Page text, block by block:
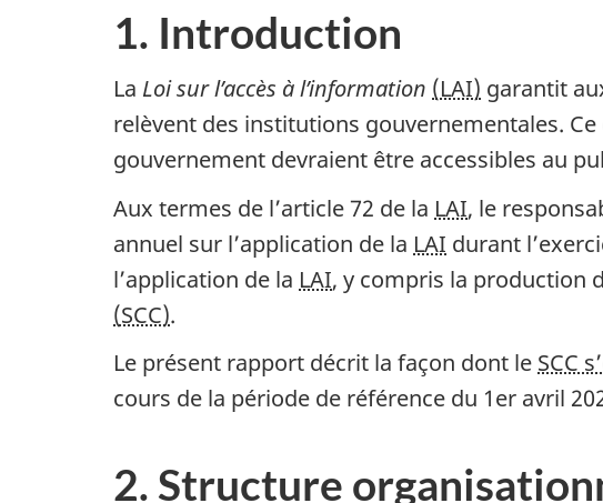
1. Introduction
La Loi sur l’accès à l’information (LAI) garantit
relèvent des institutions gouvernementales.
gouvernement devraient être accessibles au
Aux termes de l’article 72 de la LAI, le
annuel sur l’application de la LAI durant
l’application de la LAI, y compris la production
(SCC).
Le présent rapport décrit la façon dont le SCC s’
cours de la période de référence du 1er avril
2. Structure